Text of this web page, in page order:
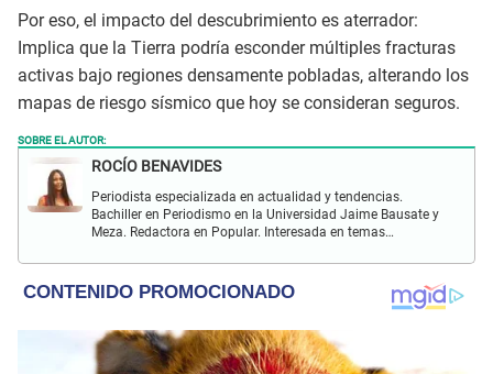
Por eso, el impacto del descubrimiento es aterrador:
Implica que la Tierra podría esconder múltiples fracturas
activas bajo regiones densamente pobladas, alterando los
mapas de riesgo sísmico que hoy se consideran seguros.
SOBRE EL AUTOR:
ROCÍO BENAVIDES
Periodista especializada en actualidad y tendencias.
Bachiller en Periodismo en la Universidad Jaime Bausate y
Meza. Redactora en Popular. Interesada en temas
virales en tendencia y más.